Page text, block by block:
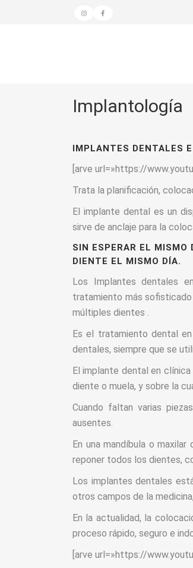
Implantología
IMPLANTES DENTALES
[arve url=»https://
Trata la planificación,
El implante dental es un
sirve de anclaje para la
SIN ESPERAR EL MISMO
DIENTE EL MISMO DÍA.
Los Implantes dentales
tratamiento más
múltiples dientes .
Es el tratamiento dental
dentales, siempre que se
El implante dental en
diente o muela, y sobre la
Cuando faltan varias
ausentes.
En una mandíbula o
reponer todos los dientes,
Los implantes dentales
otros campos de la
En la actualidad, la
proceso rápido, seguro e
[arve url=»https://